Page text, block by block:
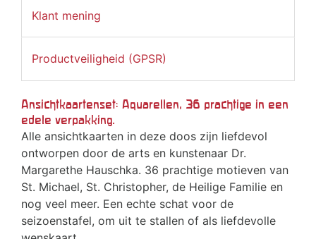
Klant mening
Productveiligheid (GPSR)
Ansichtkaartenset: Aquarellen, 36 prachtige in een
edele verpakking.
Alle ansichtkaarten in deze doos zijn liefdevol
ontworpen door de arts en kunstenaar Dr.
Margarethe Hauschka. 36 prachtige motieven van
St. Michael, St. Christopher, de Heilige Familie en
nog veel meer. Een echte schat voor de
seizoenstafel, om uit te stallen of als liefdevolle